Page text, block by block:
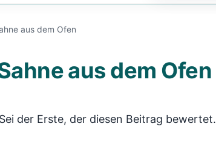
aus dem Ofen
aus dem Ofen
der Erste, der diesen Beitrag bewertet.